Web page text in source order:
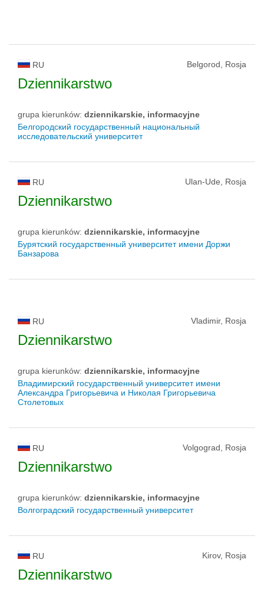
RU Belgorod, Rosja
Dziennikarstwo
grupa kierunków: dziennikarskie, informacyjne
Белгородский государственный национальный
исследовательский университет
RU Ulan-Ude, Rosja
Dziennikarstwo
grupa kierunków: dziennikarskie, informacyjne
Бурятский государственный университет имени Доржи
Банзарова
RU Vladimir, Rosja
Dziennikarstwo
grupa kierunków: dziennikarskie, informacyjne
Владимирский государственный университет имени
Александра Григорьевича и Николая Григорьевича
Столетовых
RU Volgograd, Rosja
Dziennikarstwo
grupa kierunków: dziennikarskie, informacyjne
Волгоградский государственный университет
RU Kirov, Rosja
Dziennikarstwo